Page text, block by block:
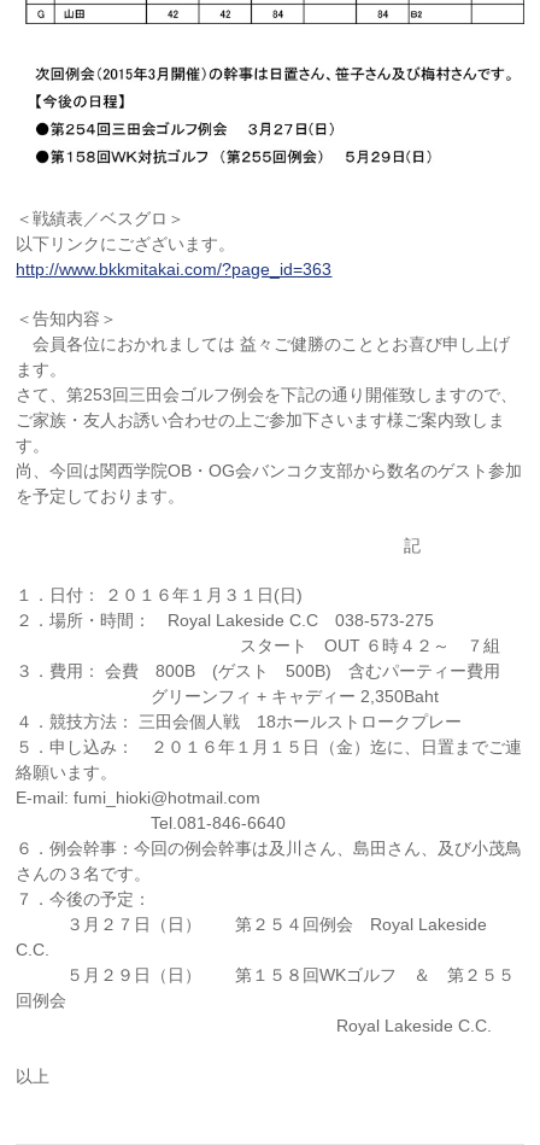
＜戦績表／ベスグロ＞
以下リンクにござざいます。
http://www.bkkmitakai.com/?page_id=363
＜告知内容＞
会員各位におかれましては 益々ご健勝のこととお喜び申し上げ
ます。
さて、第253回三田会ゴルフ例会を下記の通り開催致しますので、
ご家族・友人お誘い合わせの上ご参加下さいます様ご案内致しま
す。
尚、今回は関西学院OB・OG会バンコク支部から数名のゲスト参加
を予定しております。
記
１．日付： ２０１６年１月３１日(日)
２．場所・時間： Royal Lakeside C.C 038-573-275
スタート OUT ６時４２～ ７組
３．費用： 会費 800B (ゲスト 500B) 含むパーティー費用
グリーンフィ + キャディー 2,350Baht
４．競技方法： 三田会個人戦 18ホールストロークプレー
５．申し込み： ２０１６年１月１５日（金）迄に、日置までご連
絡願います。
E-mail: fumi_hioki@hotmail.com
Tel.081-846-6640
６．例会幹事：今回の例会幹事は及川さん、島田さん、及び小茂鳥
さんの３名です。
７．今後の予定：
３月２７日（日） 第２５４回例会 Royal Lakeside
C.C.
５月２９日（日） 第１５８回WKゴルフ ＆ 第２５５
回例会
Royal Lakeside C.C.
以上